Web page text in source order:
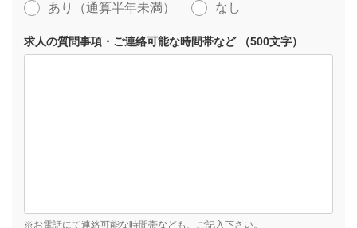
あり（通算半年未満） なし
求人の質問事項・ご連絡可能な時間帯など （500文字）
※お電話にて連絡可能な時間帯なども、ご記入下さい。